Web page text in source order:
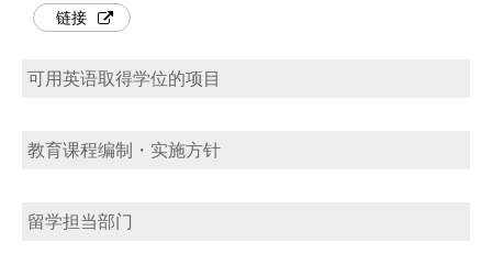
链接
可用英语取得学位的项目
教育课程编制・实施方针
留学担当部门